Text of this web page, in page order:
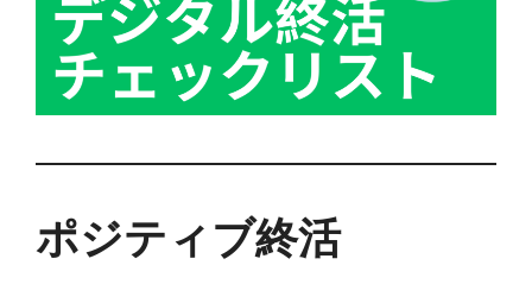
ポジティブ終活